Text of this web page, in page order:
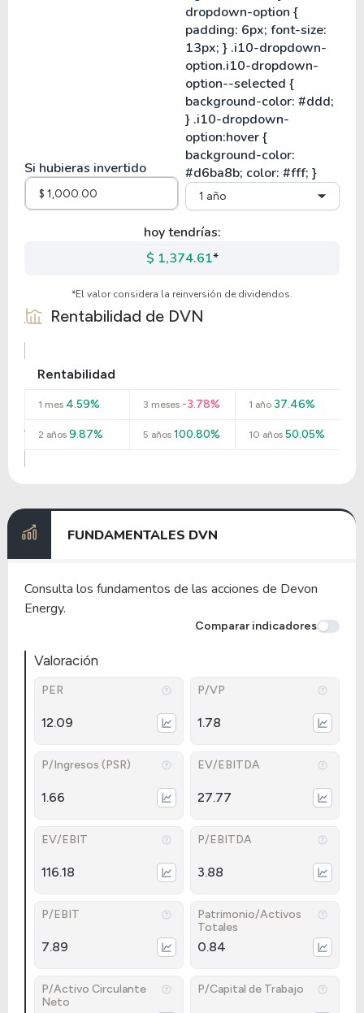
Si hubieras invertido
1 año
hoy tendrías:
$ 1,374.61*
*El valor considera la reinversión de dividendos.
Rentabilidad de DVN
Rentabilidad
1 mes 4.59% 3 meses -3.78% 1 año37.46%
2 años 9.87% 5 años 100.80% 10 años50.05%
FUNDAMENTALES DVN
Consulta los fundamentos de las acciones de Devon
Energy.
Comparar indicadores
Valoración
PER
12.09
P/VP
1.78
P/Ingresos (PSR)
1.66
EV/EBITDA
27.77
EV/EBIT
116.18
P/EBITDA
3.88
P/EBIT
7.89
Patrimonio/Activos
Totales
0.84
P/Activo Circulante
Neto
P/Capital de Trabajo